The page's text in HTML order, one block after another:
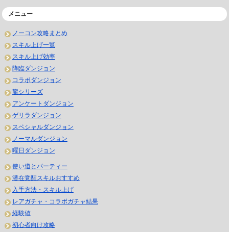
メニュー
ノーコン攻略まとめ
スキル上げ一覧
スキル上げ効率
降臨ダンジョン
コラボダンジョン
龍シリーズ
アンケートダンジョン
ゲリラダンジョン
スペシャルダンジョン
ノーマルダンジョン
曜日ダンジョン
使い道とパーティー
潜在覚醒スキルおすすめ
入手方法・スキル上げ
レアガチャ・コラボガチャ結果
経験値
初心者向け攻略